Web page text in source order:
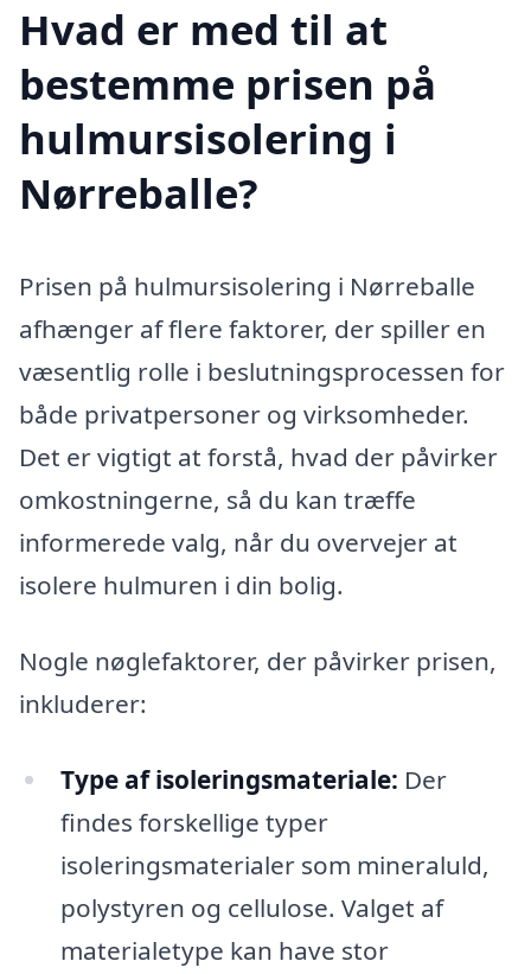
Hvad er med til at
bestemme prisen på
hulmursisolering i
Nørreballe?
Prisen på hulmursisolering i Nørreballe
afhænger af flere faktorer, der spiller en
væsentlig rolle i beslutningsprocessen for
både privatpersoner og virksomheder.
Det er vigtigt at forstå, hvad der påvirker
omkostningerne, så du kan træffe
informerede valg, når du overvejer at
isolere hulmuren i din bolig.
Nogle nøglefaktorer, der påvirker prisen,
inkluderer:
Type af isoleringsmateriale: Der
findes forskellige typer
isoleringsmaterialer som mineraluld,
polystyren og cellulose. Valget af
materialetype kan have stor